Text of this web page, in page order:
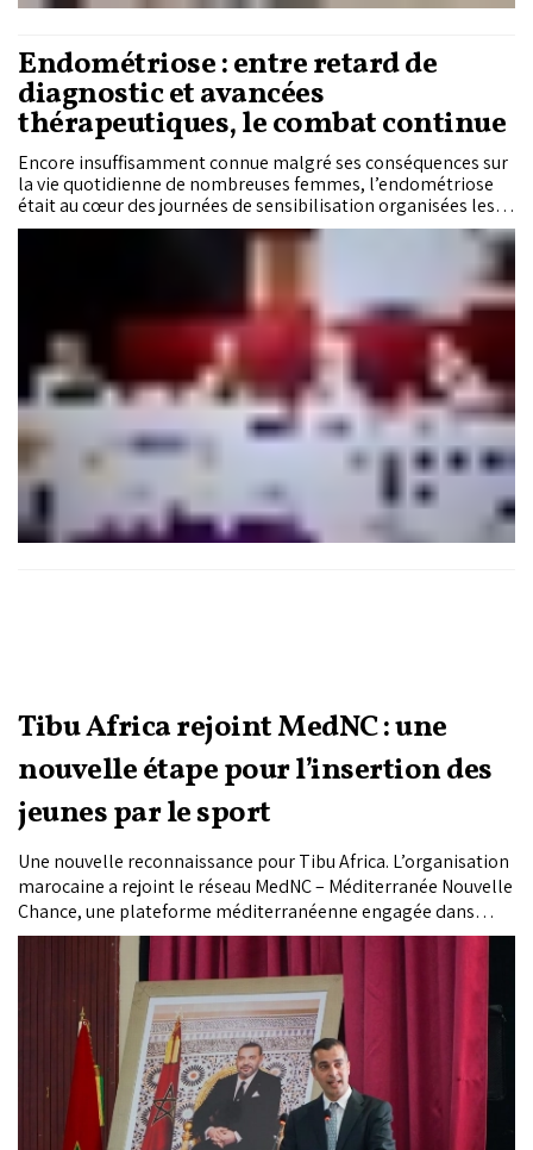
Endométriose : entre retard de
diagnostic et avancées
thérapeutiques, le combat continue
Encore insuffisamment connue malgré ses conséquences sur
la vie quotidienne de nombreuses femmes, l’endométriose
était au cœur des journées de sensibilisation organisées les
20 et 21 juin à Casablanca par l’Association marocaine de
soutien aux femmes atteintes d’endométriose. Une initiative
avancées thérapeutiques dans l’amélioration de la prise en
Tibu Africa rejoint MedNC : une
nouvelle étape pour l’insertion des
jeunes par le sport
Une nouvelle reconnaissance pour Tibu Africa. L’organisation
marocaine a rejoint le réseau MedNC – Méditerranée Nouvelle
Chance, une plateforme méditerranéenne engagée dans
l’accompagnement des jeunes vers la formation et l’emploi.
Cette adhésion consacre l’expérience développée par
l’association à travers ses Écoles de la Deuxième Chance
dédiées aux métiers du sport et ouvre la voie à des
partenariats renforcés dans la région. Dans cet entretien,
Mohamed Amine Zariat, président de Tibu Africa, explique les
ambitions portées par cette adhésion et les opportunités
qu’elle pourrait offrir à la jeunesse marocaine et
méditerranéenne.